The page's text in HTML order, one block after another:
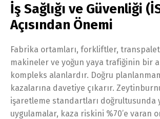
İş Sağlığı ve Güvenliği
Açısından Önemi
Fabrika ortamları, forkliftler,
makineler ve yoğun yaya trafiğinin bir
kompleks alanlardır. Doğru
kazalarına davetiye çıkarır.
işaretleme standartları doğrultusunda
uygulamalar, kaza riskini %70’e varan